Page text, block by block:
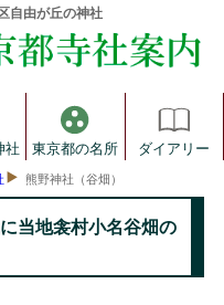
自由が丘の神社
社 東京都の名所 ダイアリー
熊野神社（谷畑）
当地衾村小名谷畑の